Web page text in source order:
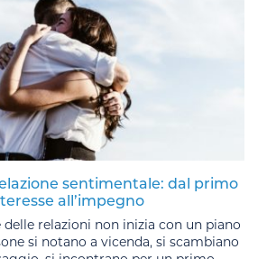
sentimentale: dal primo
all’impegno
relazioni non inizia con un piano
si notano a vicenda, si scambiano